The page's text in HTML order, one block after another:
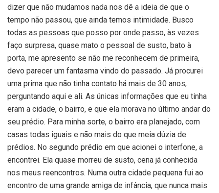
dizer que não mudamos nada nos dê a ideia de que o
tempo não passou, que ainda temos intimidade. Busco
todas as pessoas que posso por onde passo, às vezes
faço surpresa, quase mato o pessoal de susto, bato à
porta, me apresento se não me reconhecem de primeira,
devo parecer um fantasma vindo do passado. Já procurei
uma prima que não tinha contato há mais de 30 anos,
perguntando aqui e ali. As únicas informações que eu tinha
eram a cidade, o bairro, e que ela morava no último andar do
seu prédio. Para minha sorte, o bairro era planejado, com
casas todas iguais e não mais do que meia dúzia de
prédios. No segundo prédio em que acionei o interfone, a
encontrei. Ela quase morreu de susto, cena já conhecida
nos meus reencontros. Numa outra cidade pequena fui ao
encontro de uma grande amiga de infância, que nunca mais